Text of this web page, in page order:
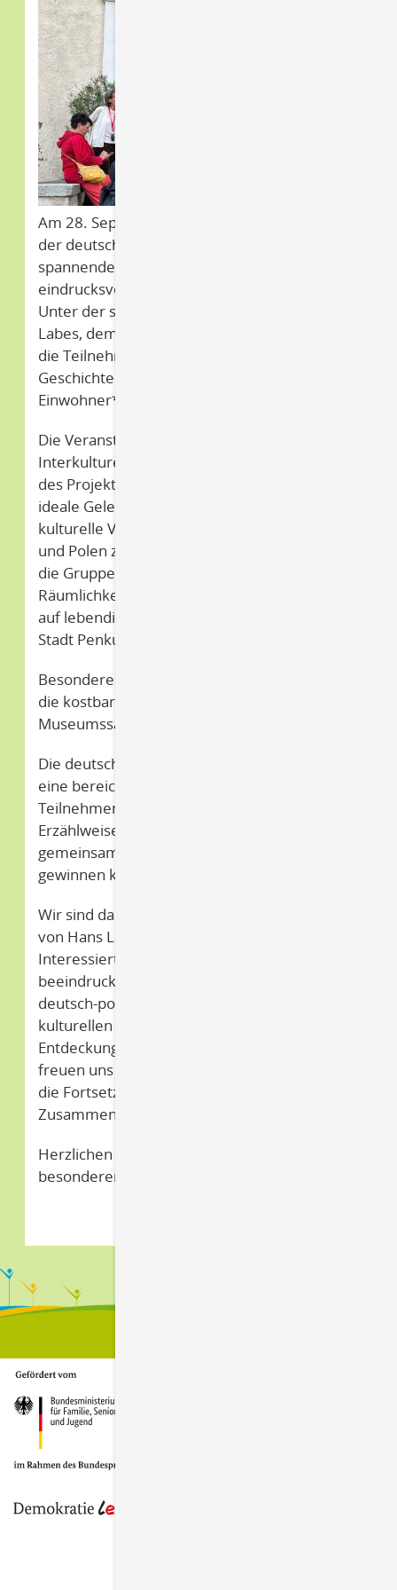
Am 28. September 2023 begab sich der Klub
der deutsch-polnischen Freundschaft auf eine
spannende Entdeckungstour durch das
eindrucksvolle Schlossmuseum in Penkun.
Unter der sachkundigen Leitung von Hans
Labes, dem Vorsitzenden des Klubs, tauchten
die Teilnehmenden in die faszinierende
Geschichte der Stadt und deren
Einwohner*innen ein.
Die Veranstaltung fand im Rahmen der
Interkulturellen Woche und mit Unterstützung
des Projektes
ideale Gelegenheit bot, um die vielfältige
kulturelle Verbindung zwischen Deutschland
und Polen zu zelebrieren. Hans Labes führte
die Gruppe durch die geschichtsträchtigen
Räumlichkeiten des Schlosses und vermittelte
auf lebendige Weise die Ereignisse, die die
Stadt Penkun geprägt haben.
Besonderes Augenmerk legte Hans Labes auf
die kostbaren Schätze, die in der
Museumssammlung aufbewahrt werden.
Die deutsch-polnische Führung erwies sich als
eine bereichernde Erfahrung für alle
Teilnehmenden, die durch die lebendige
Erzählweise eine neue Perspektive auf die
gemeinsame Geschichte beider Länder
gewinnen konnten.
Wir sind dankbar für die engagierte Leitung
von Hans Labes und für die Teilnahme aller
Interessierten. Diese Veranstaltung war ein
beeindruckendes Beispiel dafür, wie die
deutsch-polnische Freundschaft durch
kulturellen Austausch und gemeinsame
Entdeckungen gestärkt werden kann. Wir
freuen uns auf zukünftige Erkundungen und
die Fortsetzung unserer interkulturellen
Zusammenarbeit.
Herzlichen Dank an alle, die an dieser
besonderen Führung teilgenommen haben!